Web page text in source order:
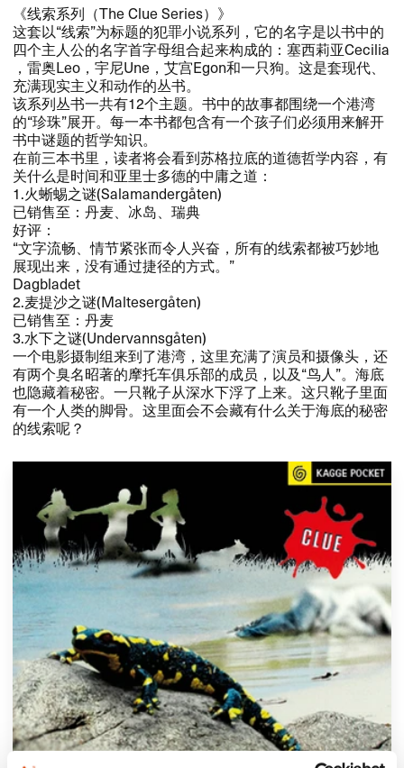
​《线索系列​（​The Clue Series​）》​​
​这套以“线索”为标题的犯罪小说系列，​它的名字是以书中的
四个主人公的名字首字母组合起来构成的：​塞西莉亚​Cecilia​
，​雷奥​Leo​，​宇尼​Une​，​艾宫​Egon​和一只狗。​这是套现代、​
充满现实主义和动作的丛书。​​
​该系列丛书一共有​12​个主题。​书中的故事都围绕一个港湾
的“珍珠”展开。​每一本书都包含有一个孩子们必须用来解开
书中谜题的哲学知识。​​
​在前三本书里，​读者将会看到苏格拉底的道德哲学内容，​有
关什么是时间和亚里士多德的中庸之道：​​
1.​火蜥蜴之谜​(Salamanderg​å​ten)
​已销售至：​丹麦、​冰岛、​瑞典​
​好评：​​
​“文字流畅、​情节紧张而令人兴奋，​所有的线索都被巧妙地
展现出来，​没有通过捷径的方式。​”​
Dagbladet
2.​麦提沙之谜​(Malteserg​å​ten)
​已销售至：​丹麦​
3.​水下之谜​(Undervannsg​å​ten)
​一个电影摄制组来到了港湾，​这里充满了演员和摄像头，​还
有两个臭名昭著的摩托车俱乐部的成员，​以及“鸟人”。​海底
也隐藏着秘密。​一只靴子从深水下浮了上来。​这只靴子里面
有一个人类的脚骨。​这里面会不会藏有什么关于海底的秘密
的线索呢？​​